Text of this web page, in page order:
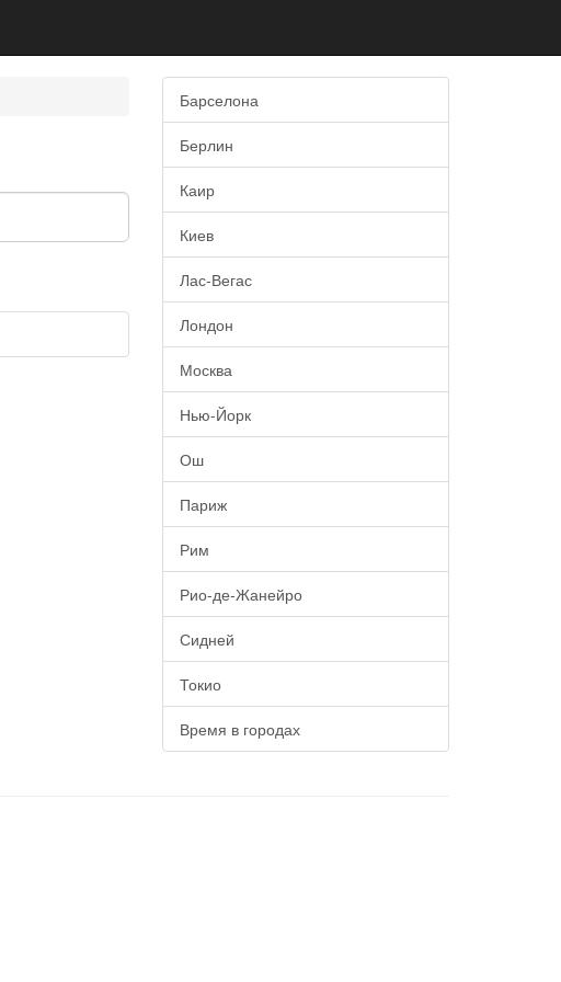
Барселона
Берлин
Каир
Киев
Лас-Вегас
Лондон
Москва
Нью-Йорк
Ош
Париж
Рим
Рио-де-Жанейро
Сидней
Токио
Время в городах